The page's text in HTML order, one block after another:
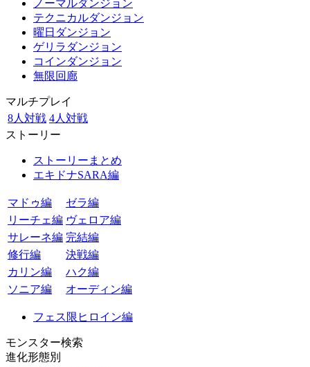
ノーマルダンジョン
テクニカルダンジョン
曜日ダンジョン
ゲリラダンジョン
コインダンジョン
無限回廊
マルチプレイ
8人対戦 4人対戦
ストーリー
ストーリーまとめ
エキドナSARA編
マドゥ編
ゼラ編
リーチェ編 ヴェロア編
サレーネ編 完結編
修行編
決戦編
カリン編
ハク編
ソニア編
オーディン編
フェス限ヒロイン編
モンスター検索
進化形態別